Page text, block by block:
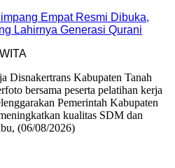
Empat Resmi Dibuka,
Lahirnya Generasi Qurani